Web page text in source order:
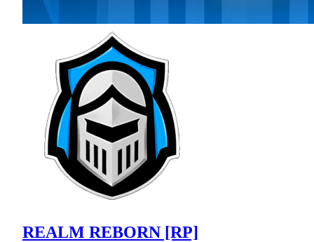
REALM REBORN [RP]